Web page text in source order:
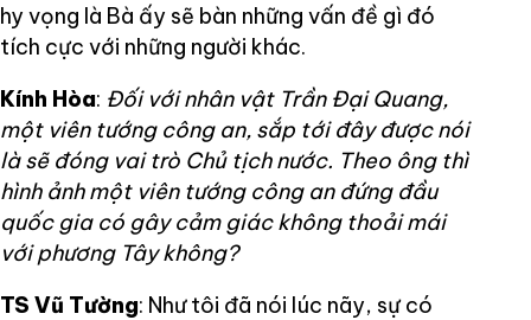
hy vọng là Bà ấy sẽ bàn những vấn đề gì đó
tích cực với những người khác.
Kính Hòa: Đối với nhân vật Trần Đại Quang,
một viên tướng công an, sắp tới đây được nói
là sẽ đóng vai trò Chủ tịch nước. Theo ông thì
hình ảnh một viên tướng công an đứng đầu
quốc gia có gây cảm giác không thoải mái
với phương Tây không?
TS Vũ Tường: Như tôi đã nói lúc nãy, sự có